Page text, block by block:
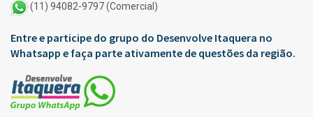
(11) 94082-9797 (Comercial)
Entre e participe do grupo do Desenvolve Itaquera no
Whatsapp e faça parte ativamente de questões da região.